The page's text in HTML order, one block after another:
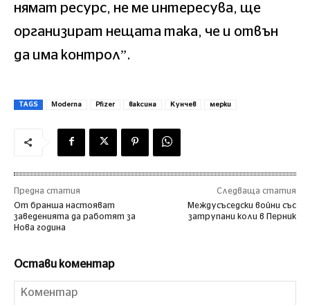
нямат ресурс, не ме интересува, ще
организират нещата така, че и отвън
да има контрол”.
TAGS Moderna Pfizer ваксина Кунчев мерки
Предна статия
От бранша настояват
заведенията да работят за
Нова година
Следваща статия
Междусъседски войни със
затрупани коли в Перник
Остави коментар